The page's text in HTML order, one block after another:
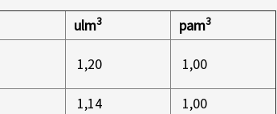
ulm3 pam3
1,20 1,00
1,14
1,00